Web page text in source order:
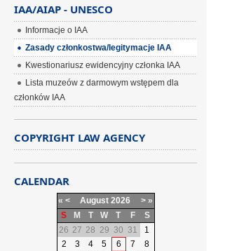
IAA/AIAP - UNESCO
Informacje o IAA
Zasady członkostwa/legitymacje IAA
Kwestionariusz ewidencyjny członka IAA
Lista muzeów z darmowym wstępem dla
członków IAA
COPYRIGHT LAW AGENCY
CALENDAR
« < August 2026 > »
S
M T W T F
S
26 27 28 29 30 31
1
2
3 4 5 6 7
8